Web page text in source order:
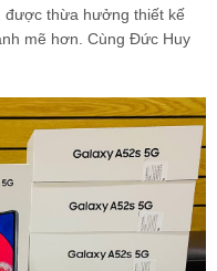
được thừa hưởng thiết kế
mẽ hơn. Cùng Đức Huy